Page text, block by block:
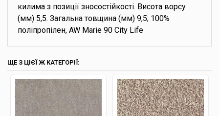
килима з позиції зносостійкості. Висота ворсу
(мм) 5,5. Загальна товщина (мм) 9,5; 100%
поліпропілен, AW Marie 90 City Life
ЩЕ З ЦІЄЇ Ж КАТЕГОРІЇ: